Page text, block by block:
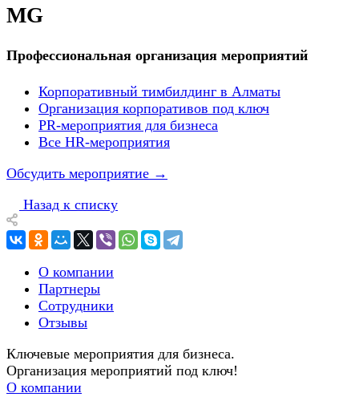
MG
Профессиональная организация мероприятий
Корпоративный тимбилдинг в Алматы
Организация корпоративов под ключ
PR-мероприятия для бизнеса
Все HR-мероприятия
Обсудить мероприятие →
Назад к списку
О компании
Партнеры
Сотрудники
Отзывы
Ключевые мероприятия для бизнеса.
Организация мероприятий под ключ!
О компании